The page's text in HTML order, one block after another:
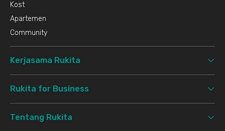
Kost
Apartemen
Community
Kerjasama Rukita
Rukita for Business
Tentang Rukita